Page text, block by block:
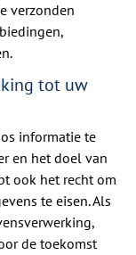
verzonden
tot uw
informatie te
en het doel van
ook het recht om
te eisen. Als
de toekomst